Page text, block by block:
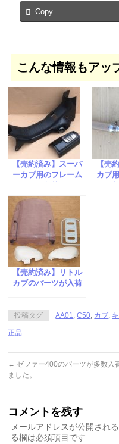
Copy
こんな情報もアッ
【売約済み】スーパ
ーカブ用のフレーム
た。
【売
カブ
【売約済み】リトル
カブのパーツが入荷
投稿タグ AA01,C50, カブ,
正品
← ゼファー400のパーツが多数入
ました。
コメントを残す
メールアドレスが公開され
る欄は必須項目です